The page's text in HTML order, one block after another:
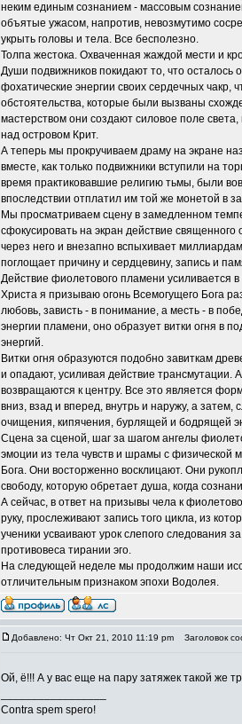
неким единым сознанием - массовым
объятые ужасом, напротив, невозмутимо
укрыть головы и тела. Все бесполезно.
Толпа жестока. Охваченная жаждой мести и
Души подвижников покидают то, что
фохатические энергии своих сердечных
обстоятельства, которые были вызваны
мастерством они создают силовое поле
над островом Крит.
А теперь мы прокручиваем драму на экране
вместе, как только подвижники вступили на
время практиковавшие религию тьмы, были
впоследствии отплатил им той же монетой в
Мы просматриваем сцену в замедленном
сфокусировать на экран действие
через него и внезапно вспыхивает
поглощает причину и сердцевину, запись и
Действие фиолетового пламени
Христа я призываю огонь Всемогущего Бога
любовь, зависть - в понимание, а месть - в
энергии пламени, оно образует витки огня в
энергий.
Витки огня образуются подобно завиткам
и опадают, усиливая действие трансмутации.
возвращаются к центру. Все это является
вниз, взад и вперед, внутрь и наружу, а затем,
очищения, кипячения, бурлящей и бодрящей
Сцена за сценой, шаг за шагом ангелы
эмоции из тела чувств и шрамы с физической
Бога. Они восторженно восклицают. Они
свободу, которую обретает душа, когда
А сейчас, в ответ на призывы чела к
руку, прослеживают запись того цикла, из
ученики усваивают урок слепого следования
противовеса тирании эго.
На следующей неделе мы продолжим наши
отличительным признаком эпохи Водолея.
Добавлено: Чт Окт 21, 2010 11:19 pm Заголовок
Ой, ё!!! А у вас еще на пару затяжек такой же
Contra spem spero!